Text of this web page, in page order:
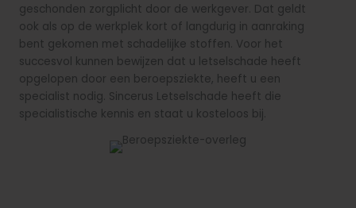
geschonden zorgplicht door de werkgever. Dat geldt
ook als op de werkplek kort of langdurig in aanraking
bent gekomen met schadelijke stoffen. Voor het
succesvol kunnen bewijzen dat u letselschade heeft
opgelopen door een beroepsziekte, heeft u een
specialist nodig. Sincerus Letselschade heeft die
specialistische kennis en staat u kosteloos bij.